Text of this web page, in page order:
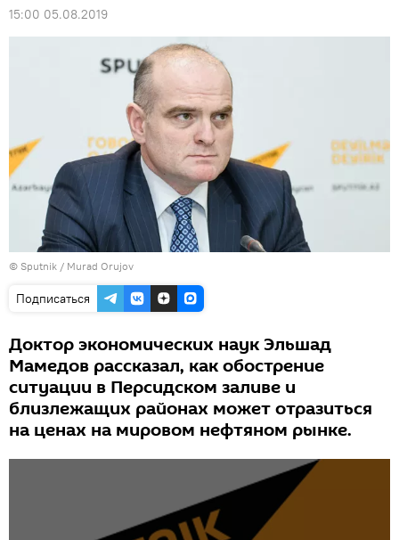
15:00 05.08.2019
© Sputnik / Murad Orujov
Подписаться
Доктор экономических наук Эльшад
Мамедов рассказал, как обострение
ситуации в Персидском заливе и
близлежащих районах может отразиться
на ценах на мировом нефтяном рынке.